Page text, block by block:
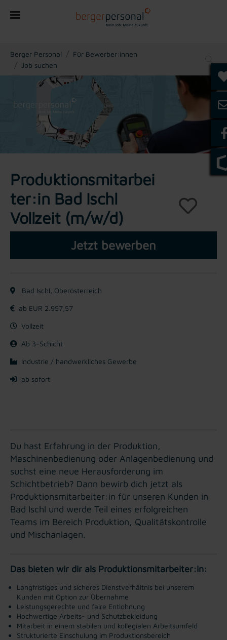
You are here:
Berger Personal
Für Bewerber:innen
Job suchen
Produktionsmitarbei
ter:in Bad Ischl
Vollzeit (m/w/d)
Jetzt bewerben
Bad Ischl, Oberösterreich
ab EUR 2.957,57
Vollzeit
Ab 3-Schicht
Industrie / handwerkliches Gewerbe
ab sofort
Du hast Erfahrung in der Produktion,
Maschinenbedienung oder Anlagenbedienung und
suchst eine neue Herausforderung im
Schichtbetrieb? Dann bewirb dich jetzt als
Produktionsmitarbeiter:in für unseren Kunden in
Bad Ischl und werde Teil eines erfolgreichen
Teams im Bereich Produktion, Qualitätskontrolle
und Mischanlagen.
Das bieten wir dir als Produktionsmitarbeiter:in:
Langfristiges und sicheres Dienstverhältnis bei unserem
Kunden mit Option zur Übernahme
Leistungsgerechte und faire Entlohnung
Hochwertige Arbeits- und Schutzbekleidung
Mitarbeit in einem stabilen und kollegialen Arbeitsumfeld
Strukturierte Einschulung im Produktionsbereich